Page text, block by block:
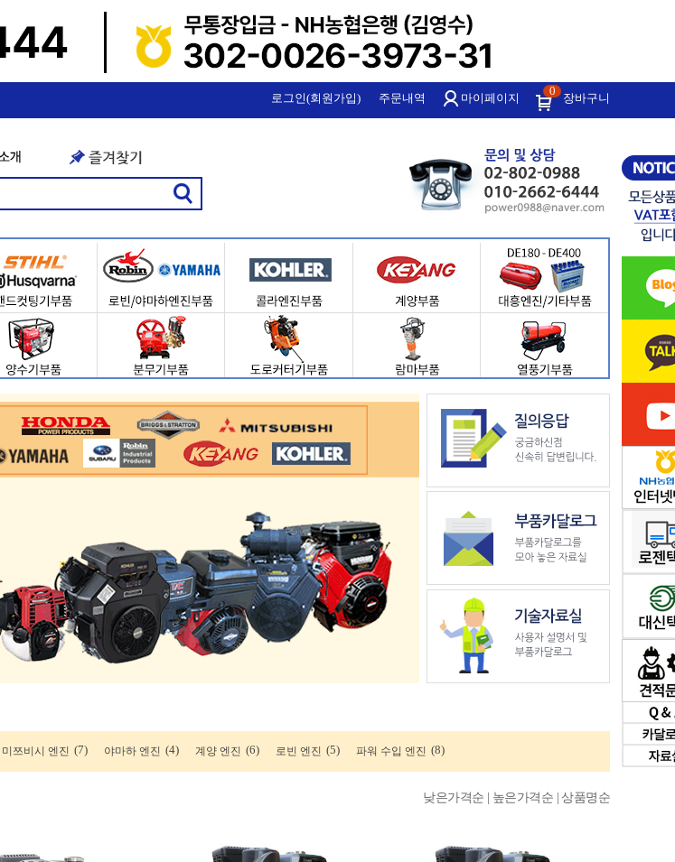
로그인(회원가입) 주문내역 마이페이지 장바구니
0
미쯔비시 엔진 (7) 야마하 엔진 (4) 계양 엔진 (6) 로빈 엔진 (5) 파워 수입 엔진 (8)
낮은가격순 | 높은가격순 | 상품명순